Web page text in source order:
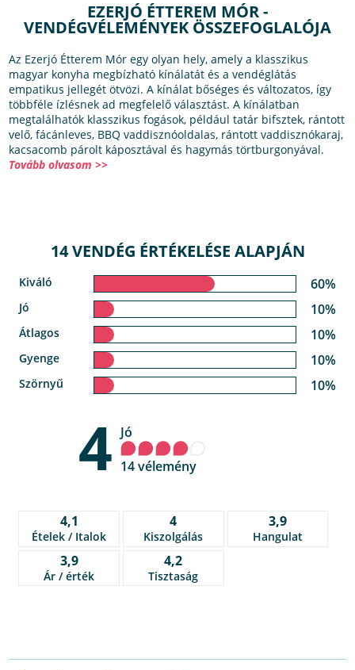
EZERJÓ ÉTTEREM MÓR -
VENDÉGVÉLEMÉNYEK ÖSSZEFOGLALÓJA
Az Ezerjó Étterem Mór egy olyan hely, amely a klasszikus
magyar konyha megbízható kínálatát és a vendéglátás
empatikus jellegét ötvözi. A kínálat bőséges és változatos, így
többféle ízlésnek ad megfelelő választást. A kínálatban
megtalálhatók klasszikus fogások, például tatár bifsztek, rántott
velő, fácánleves, BBQ vaddisznóoldalas, rántott vaddisznókaraj,
kacsacomb párolt káposztával és hagymás törtburgonyával.
Tovább olvasom >>
14 VENDÉG ÉRTÉKELÉSE ALAPJÁN
Kiváló 60%
Jó 10%
Átlagos 10%
Gyenge 10%
Szörnyű 10%
4 Jó
14 vélemény
4,1
Ételek / Italok
4
Kiszolgálás
3,9
Hangulat
3,9
Ár / érték
4,2
Tisztaság